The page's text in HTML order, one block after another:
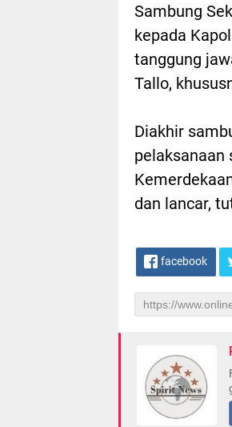
Sambung
kepada
tanggung
Tallo,
Diakhir
pelaksanaan
dan lancar,
facebook